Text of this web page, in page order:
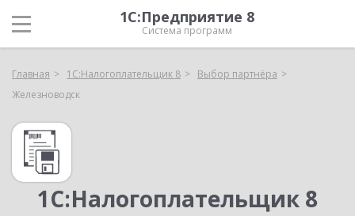
1С:Предприятие 8
Система программ
Главная 1С:Налогоплательщик 8
Выбор партнёра
Железноводск
1С:Налогоплательщик 8